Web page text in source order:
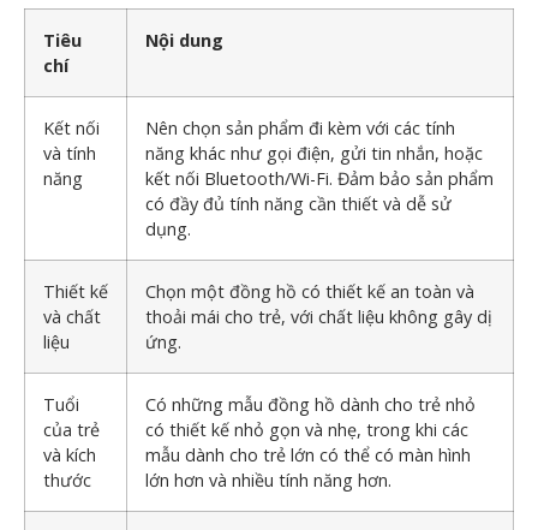
Tiêu
chí
Nội dung
Kết nối
và tính
năng
Nên chọn sản phẩm đi kèm với các tính
năng khác như gọi điện, gửi tin nhắn, hoặc
kết nối Bluetooth/Wi-Fi. Đảm bảo sản phẩm
có đầy đủ tính năng cần thiết và dễ sử
dụng.
Thiết kế
và chất
liệu
Chọn một đồng hồ có thiết kế an toàn và
thoải mái cho trẻ, với chất liệu không gây dị
ứng.
Tuổi
của trẻ
và kích
thước
Có những mẫu đồng hồ dành cho trẻ nhỏ
có thiết kế nhỏ gọn và nhẹ, trong khi các
mẫu dành cho trẻ lớn có thể có màn hình
lớn hơn và nhiều tính năng hơn.